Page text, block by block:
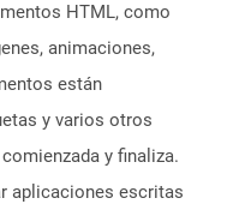
HTML, como
animaciones,
están
y varios otros
y finaliza.
aplicaciones escritas